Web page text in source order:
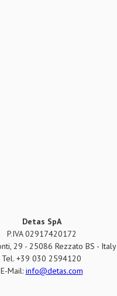
Detas SpA
P.IVA 02917420172
29 - 25086 Rezzato BS - Italy
Tel. +39 030 2594120
E-Mail: info@detas.com